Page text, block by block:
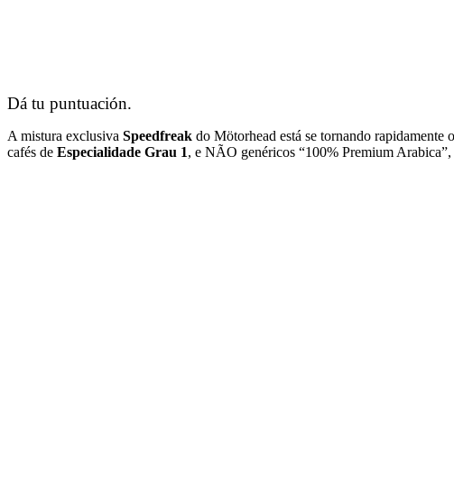
Dá tu puntuación.
A mistura exclusiva Speedfreak do Mötorhead está se tornando
cafés de Especialidade Grau 1, e NÃO genéricos “100% Premium